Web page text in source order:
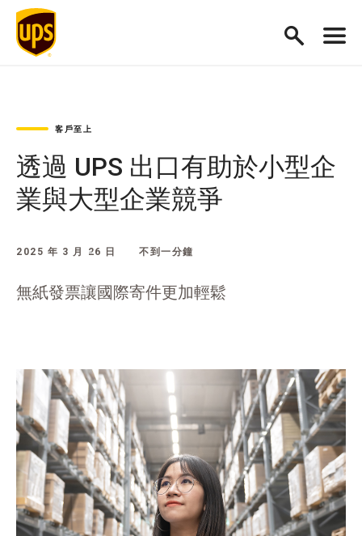
客戶至上
透過 UPS 出口有助於小型企
業與大型企業競爭
2025 年 3 月 26 日 不到一分鐘
無紙發票讓國際寄件更加輕鬆